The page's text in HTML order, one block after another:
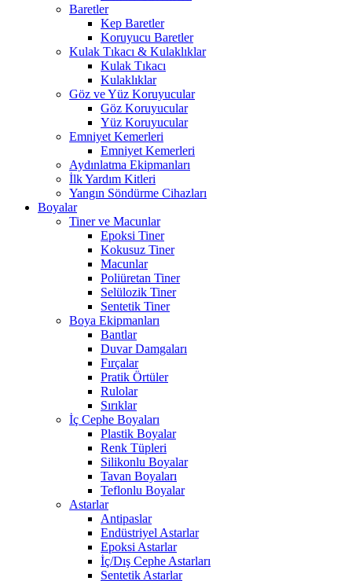
Baretler
Kep Baretler
Koruyucu Baretler
Kulak Tıkacı & Kulaklıklar
Kulak Tıkacı
Kulaklıklar
Göz ve Yüz Koruyucular
Göz Koruyucular
Yüz Koruyucular
Emniyet Kemerleri
Emniyet Kemerleri
Aydınlatma Ekipmanları
İlk Yardım Kitleri
Yangın Söndürme Cihazları
Boyalar
Tiner ve Macunlar
Epoksi Tiner
Kokusuz Tiner
Macunlar
Poliüretan Tiner
Selülozik Tiner
Sentetik Tiner
Boya Ekipmanları
Bantlar
Duvar Damgaları
Fırçalar
Pratik Örtüler
Rulolar
Sırıklar
İç Cephe Boyaları
Plastik Boyalar
Renk Tüpleri
Silikonlu Boyalar
Tavan Boyaları
Teflonlu Boyalar
Astarlar
Antipaslar
Endüstriyel Astarlar
Epoksi Astarlar
İç/Dış Cephe Astarları
Sentetik Astarlar